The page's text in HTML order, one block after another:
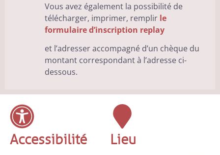
Vous avez également la possibilité de
télécharger, imprimer, remplir le
formulaire d’inscription replay
et l’adresser accompagné d’un chèque du
montant correspondant à l’adresse ci-
dessous.
Accessibilité Lieu